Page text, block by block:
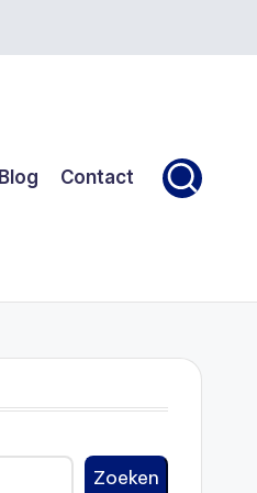
Blog Contact
Zoeken